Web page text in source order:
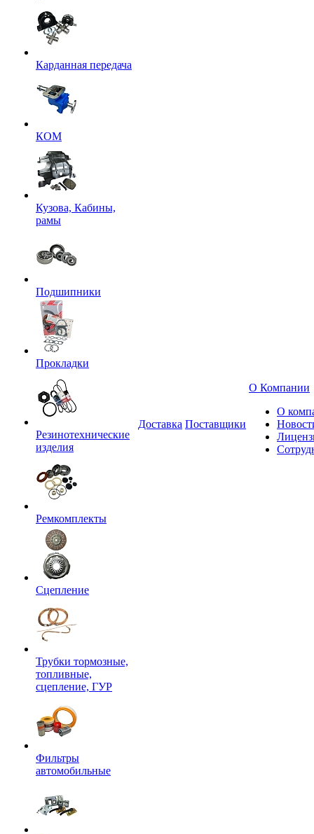
Карданная передача
КОМ
Кузова, Кабины,
рамы
Подшипники
Прокладки
Резинотехнические
изделия
Ремкомплекты
Сцепление
Трубки тормозные,
топливные,
сцепление, ГУР
Фильтры
автомобильные
Доставка Поставщики
О Компании
О